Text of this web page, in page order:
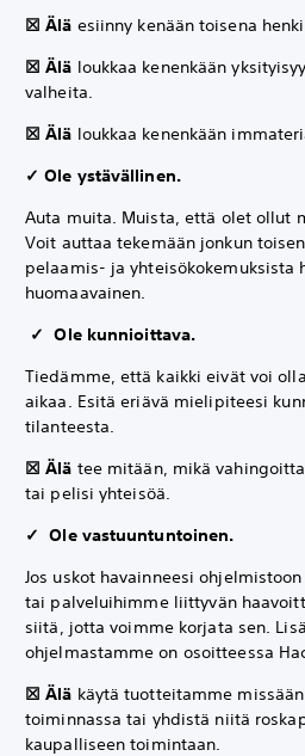
☒ Älä esiinny kenään toisena
☒ Älä loukkaa kenenkään
valheita.
☒ Älä loukkaa kenenkään
✓ Ole ystävällinen.
Auta muita. Muista, että olet ollut
Voit auttaa tekemään jonkun
pelaamis- ja yhteisökokemuksista
huomaavainen.
✓ Ole kunnioittava.
Tiedämme, että kaikki eivät voi
aikaa. Esitä eriävä mielipiteesi
tilanteesta.
☒ Älä tee mitään, mikä
tai pelisi yhteisöä.
✓ Ole vastuuntuntoinen.
Jos uskot havainneesi
tai palveluihimme liittyvän
siitä, jotta voimme korjata sen.
ohjelmastamme on osoitteessa
☒ Älä käytä tuotteitamme
toiminnassa tai yhdistä niitä
kaupalliseen toimintaan.